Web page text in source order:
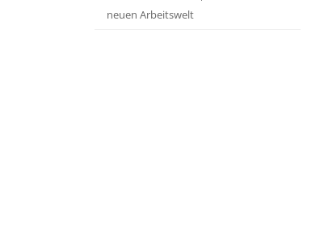
neuen Arbeitswelt